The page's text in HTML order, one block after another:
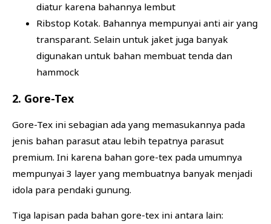
diatur karena bahannya lembut
Ribstop Kotak. Bahannya mempunyai anti air yang
transparant. Selain untuk jaket juga banyak
digunakan untuk bahan membuat tenda dan
hammock
2. Gore-Tex
Gore-Tex ini sebagian ada yang memasukannya pada
jenis bahan parasut atau lebih tepatnya parasut
premium. Ini karena bahan gore-tex pada umumnya
mempunyai 3 layer yang membuatnya banyak menjadi
idola para pendaki gunung.
Tiga lapisan pada bahan gore-tex ini antara lain: